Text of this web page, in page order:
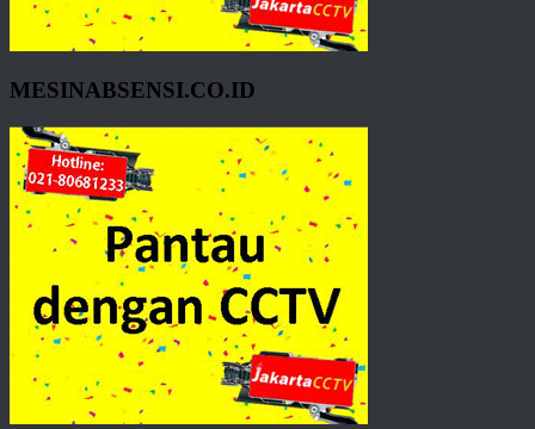
MESINABSENSI.CO.ID